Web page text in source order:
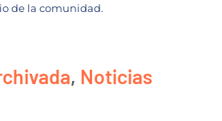
de la comunidad.
, Noticias